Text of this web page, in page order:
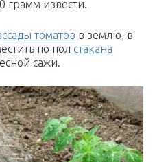
грамм извести.
томатов в землю, в
по пол стакана
сажи.